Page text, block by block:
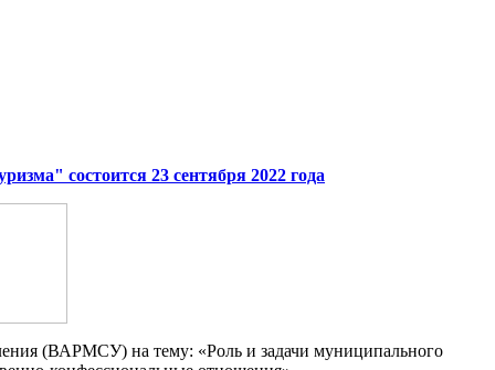
состоится 23 сентября 2022 года
(ВАРМСУ) на тему: «Роль и задачи муниципального